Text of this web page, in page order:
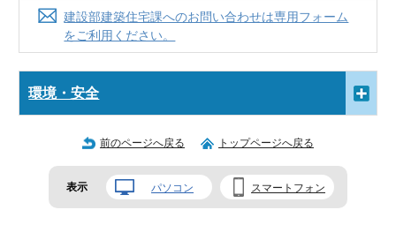
建設部建築住宅課へのお問い合わせは専用フォーム
をご利用ください。
環境・安全
前のページへ戻る トップページへ戻る
表示 パソコン スマートフォン